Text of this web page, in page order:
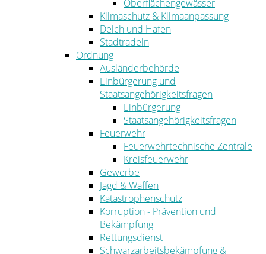
Oberflächengewässer
Klimaschutz & Klimaanpassung
Deich und Hafen
Stadtradeln
Ordnung
Ausländerbehörde
Einbürgerung und
Staatsangehörigkeitsfragen
Einbürgerung
Staatsangehörigkeitsfragen
Feuerwehr
Feuerwehrtechnische Zentrale
Kreisfeuerwehr
Gewerbe
Jagd & Waffen
Katastrophenschutz
Korruption - Prävention und
Bekämpfung
Rettungsdienst
Schwarzarbeitsbekämpfung &